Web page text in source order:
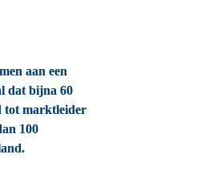
aan een
dat bijna 60
tot marktleider
100